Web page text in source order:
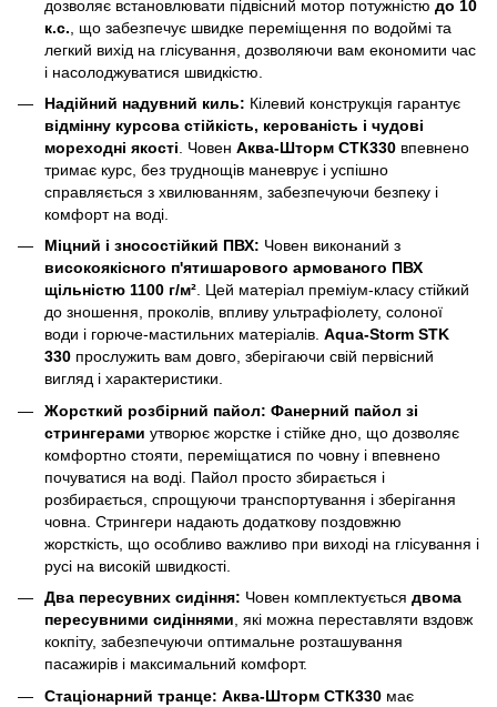
дозволяє встановлювати підвісний мотор потужністю до 10
к.с. , що забезпечує швидке переміщення по водоймі та
легкий вихід на глісування, дозволяючи вам економити час
і насолоджуватися швидкістю.
Надійний надувний киль: Кілевий конструкція гарантує
відмінну курсова стійкість, керованість і чудові
мореходні якості . Човен Аква-Шторм СТК330 впевнено
тримає курс, без труднощів маневрує і успішно
справляється з хвилюванням, забезпечуючи безпеку і
комфорт на воді.
Міцний і зносостійкий ПВХ: Човен виконаний з
високоякісного п'ятишарового армованого ПВХ
щільністю 1100 г/м². Цей матеріал преміум-класу стійкий
до зношення, проколів, впливу ультрафіолету, солоної
води і горюче-мастильних матеріалів. Aqua-Storm STK
330 прослужить вам довго, зберігаючи свій первісний
вигляд і характеристики.
Жорсткий розбірний пайол: Фанерний пайол зі
стрингерами утворює жорстке і стійке дно, що дозволяє
комфортно стояти, переміщатися по човну і впевнено
почуватися на воді. Пайол просто збирається і
розбирається, спрощуючи транспортування і зберігання
човна. Стрингери надають додаткову поздовжню
жорсткість, що особливо важливо при виході на глісування і
русі на високій швидкості.
Два пересувних сидіння: Човен комплектується двома
пересувними сидіннями , які можна переставляти вздовж
кокпіту, забезпечуючи оптимальне розташування
пасажирів і максимальний комфорт.
Стаціонарний транце: Аква-Шторм СТК330 має